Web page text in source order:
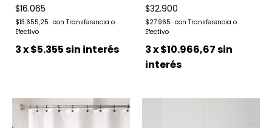
$16.065
$13.655,25
3x$5.355sin interés
$32.900
$27.965
3x$10.966,67sin
interés